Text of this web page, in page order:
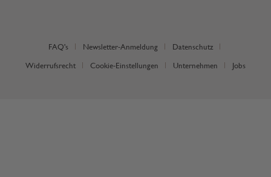
FAQ's Newsletter-Anmeldung Datenschutz
Widerrufsrecht Cookie-Einstellungen Unternehmen Jobs